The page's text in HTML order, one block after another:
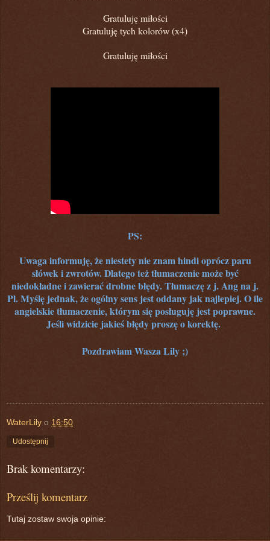
Gratuluję miłości
Gratuluję tych kolorów (x4)
Gratuluję miłości
PS:
Uwaga informuję, że niestety nie znam hindi oprócz paru
słówek i zwrotów. Dlatego też tłumaczenie może być
niedokładne i zawierać drobne błędy. Tłumaczę z j. Ang na j.
Pl. Myślę jednak, że ogólny sens jest oddany jak najlepiej. O ile
angielskie tłumaczenie, którym się posługuję jest poprawne.
Jeśli widzicie jakieś błędy proszę o korektę.
Pozdrawiam Wasza Lily ;)
WaterLily o 16:50
Udostępnij
Brak komentarzy:
Prześlij komentarz
Tutaj zostaw swoja opinie: